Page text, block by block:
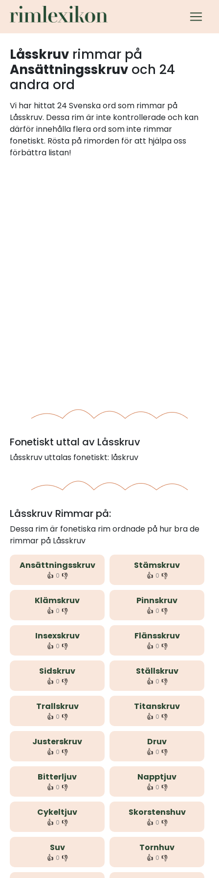
Låsskruv rimmar på
Ansättningsskruv och 24
andra ord
Vi har hittat 24 Svenska ord som rimmar på
Låsskruv. Dessa rim är inte kontrollerade och kan
därför innehålla flera ord som inte rimmar
fonetiskt. Rösta på rimorden för att hjälpa oss
förbättra listan!
Fonetiskt uttal av Låsskruv
Låsskruv uttalas fonetiskt: låskruv
Låsskruv Rimmar på:
Dessa rim är fonetiska rim ordnade på hur bra de
rimmar på Låsskruv
Ansättningsskruv
👍 0 👎
Stämskruv
👍 0 👎
Klämskruv
👍 0 👎
Pinnskruv
👍 0 👎
Insexskruv
👍 0 👎
Flänsskruv
👍 0 👎
Sidskruv
👍 0 👎
Ställskruv
👍 0 👎
Trallskruv
👍 0 👎
Titanskruv
👍 0 👎
Justerskruv
👍 0 👎
Druv
👍 0 👎
Bitterljuv
👍 0 👎
Napptjuv
👍 0 👎
Cykeltjuv
👍 0 👎
Skorstenshuv
👍 0 👎
Suv
👍 0 👎
Tornhuv
👍 0 👎